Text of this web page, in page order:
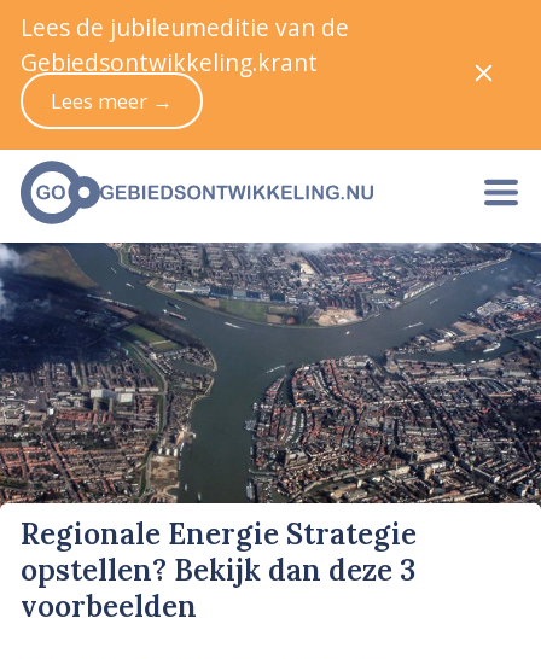
Regionale Energie Strategie
opstellen? Bekijk dan deze 3
voorbeelden
Lees de jubileumeditie van de
Gebiedsontwikkeling.krant
Lees meer →